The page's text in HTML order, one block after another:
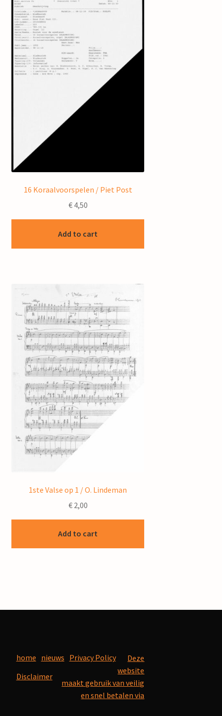
16 Koraalvoorspelen / Piet Post
€4,50
Add to cart
1ste Valse op 1 / O. Lindeman
€2,00
Add to cart
home nieuws Privacy Policy
Disclaimer
Deze
website
maakt gebruik van veilig
en snel betalen via